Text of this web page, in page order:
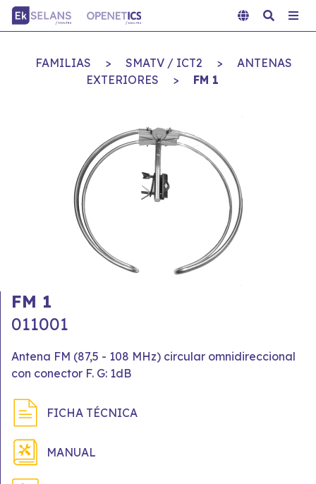
FAMILIAS > SMATV / ICT2 >
ANTENAS
EXTERIORES
> FM 1
FM 1
011001
Antena FM (87,5 - 108 MHz) circular omnidireccional
con conector F. G: 1dB
FICHA TÉCNICA
MANUAL